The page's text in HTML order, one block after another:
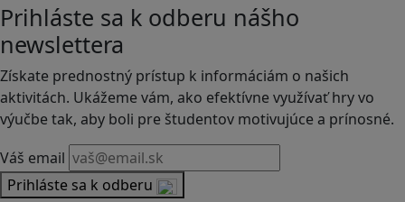
Prihláste sa k odberu nášho
newslettera
Získate prednostný prístup k informáciám o našich
aktivitách. Ukážeme vám, ako efektívne využívať hry vo
výučbe tak, aby boli pre študentov motivujúce a prínosné.
Váš email
Prihláste sa k odberu